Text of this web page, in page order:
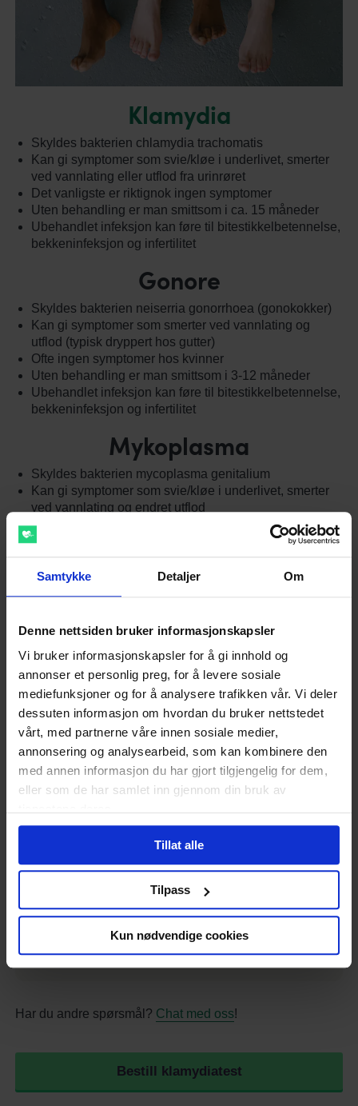
Samtykke Detaljer Om
Denne nettsiden bruker informasjonskapsler
Vi bruker informasjonskapsler for å gi innhold og
annonser et personlig preg, for å levere sosiale
mediefunksjoner og for å analysere trafikken vår. Vi deler
dessuten informasjon om hvordan du bruker nettstedet
vårt, med partnerne våre innen sosiale medier,
annonsering og analysearbeid, som kan kombinere den
med annen informasjon du har gjort tilgjengelig for dem,
eller som de har samlet inn gjennom din bruk av
Tillat alle
Tilpass
Kun nødvendige cookies
Klamydia
Skyldes bakterien chlamydia trachomatis
Kan gi symptomer som svie/kløe i underlivet, smerter
ved vannlating eller utflod fra urinrøret
Det vanligste er riktignok ingen symptomer
Uten behandling er man smittsom i ca. 15 måneder
Ubehandlet infeksjon kan føre til bitestikkelbetennelse,
bekkeninfeksjon og infertilitet
Gonore
Skyldes bakterien neiserria gonorrhoea (gonokokker)
Kan gi symptomer som smerter ved vannlating og
utflod (typisk dryppert hos gutter)
Ofte ingen symptomer hos kvinner
Uten behandling er man smittsom i 3-12 måneder
Ubehandlet infeksjon kan føre til bitestikkelbetennelse,
bekkeninfeksjon og infertilitet
Mykoplasma
Skyldes bakterien mycoplasma genitalium
Kan gi symptomer som svie/kløe i underlivet, smerter
ved vannlating og endret utflod
Uten behandling er man smittsom i måneder til et par
år
Tester kun for dette ved symptomer fordi det er
observert økt antibiotikaresistens
Hvordan kan Nettlegevakt
hjelpe deg?
Test anbefales ved ny partner, tilfeldig samleie eller hvis
partner har fått påvist kjønnssykdom. • Testen sendes i
diskret konvolutt. Raskt svar. • Enkel vaginalprøve for
kvinner og urinprøve for menn. Tydelig instruksjon
medfølger. • Oppfølging og resept på behandling er
inkludert. • Pris kun kr 349,- • Gratis frakt.
Klamydiatest hjemme
Rask levering, svar på få dager.
Kun kr 349,-
Bestill nå
Har du andre spørsmål? Chat med oss!
Bestill klamydiatest